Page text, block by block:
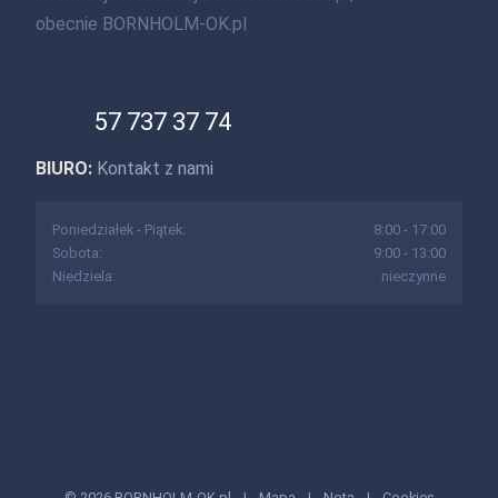
obecnie BORNHOLM-OK.pl
57 737 37 74
BIURO: Kontakt z nami
Poniedziałek - Piątek:
8:00 - 17:00
Sobota:
9:00 - 13:00
Niedziela:
nieczynne